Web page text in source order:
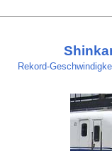
Rekord-